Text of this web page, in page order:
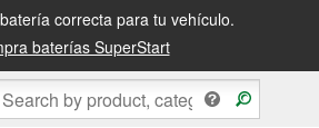
correcta para tu vehículo.
baterías SuperStart